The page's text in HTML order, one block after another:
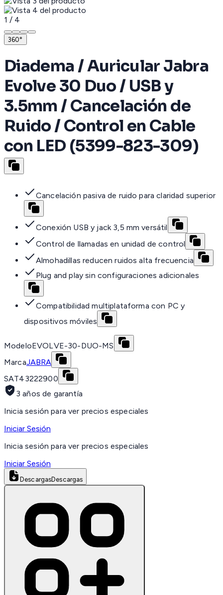
1 / 4
360°
Diadema / Auricular Jabra
Evolve 30 Duo / USB y
3.5mm / Cancelación de
Ruido / Control en Cable
con LED (5399-823-309)
Cancelación pasiva de ruido para claridad superior
Conexión USB y jack 3,5 mm versátil
Control de llamadas en unidad de control
Almohadillas reducen ruidos alta frecuencia
Plug and play sin configuraciones adicionales
Compatibilidad multiplataforma con PC y
dispositivos móviles
ModeloEVOLVE-30-DUO-MS
MarcaJABRA
SAT43222900
3 años de garantía
Inicia sesión para ver precios especiales
Iniciar Sesión
Inicia sesión para ver precios especiales
Iniciar Sesión
DescargasDescargas